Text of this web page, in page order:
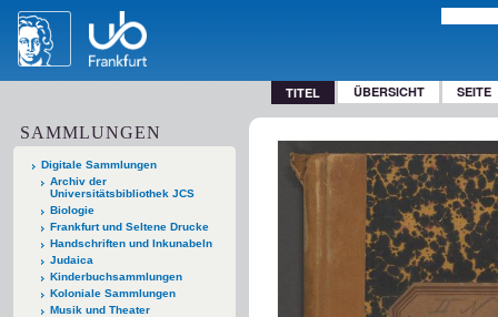
TITEL ÜBERSICHT SEITE
SAMMLUNGEN
Digitale Sammlungen
Archiv der
Universitätsbibliothek JCS
Biologie
Frankfurt und Seltene Drucke
Handschriften und Inkunabeln
Judaica
Kinderbuchsammlungen
Koloniale Sammlungen
Musik und Theater